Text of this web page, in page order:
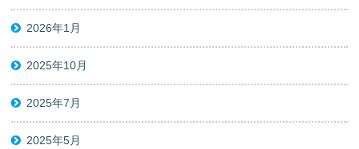
2026年1月
2025年10月
2025年7月
2025年5月